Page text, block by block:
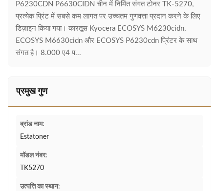
P6230CDN P6630CIDN चीन में निर्मित संगत टोनर TK-5270,
प्रत्येक प्रिंट में सबसे कम लागत पर उच्चतम गुणवत्ता प्रदान करने के लिए
डिज़ाइन किया गया। कारतूस Kyocera ECOSYS M6230cidn,
ECOSYS M6630cidn और ECOSYS P6230cdn प्रिंटर के साथ
संगत है। 8.000 ए4 प...
प्रमुख गुण
ब्रांड नाम:
Estatoner
मॉडल नंबर:
TK5270
उत्पत्ति का स्थान: